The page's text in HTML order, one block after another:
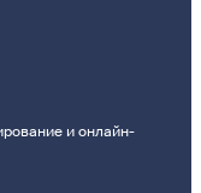
и онлайн-